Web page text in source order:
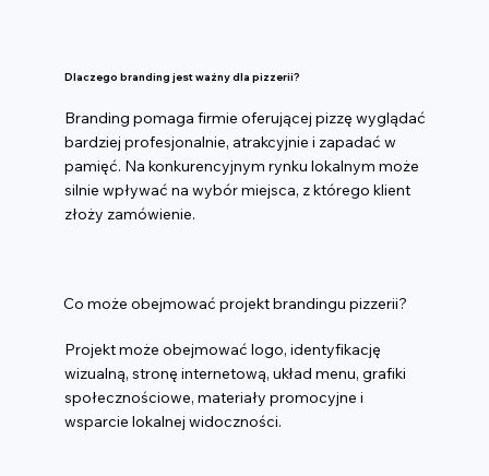
Dlaczego branding jest ważny dla pizzerii?
Branding pomaga firmie oferującej pizzę wyglądać
bardziej profesjonalnie, atrakcyjnie i zapadać w
pamięć. Na konkurencyjnym rynku lokalnym może
silnie wpływać na wybór miejsca, z którego klient
złoży zamówienie.
Co może obejmować projekt brandingu pizzerii?
Projekt może obejmować logo, identyfikację
wizualną, stronę internetową, układ menu, grafiki
społecznościowe, materiały promocyjne i
wsparcie lokalnej widoczności.